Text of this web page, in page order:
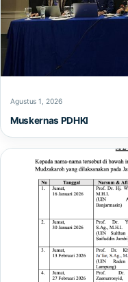
Agustus 1, 2026
Muskernas PDHKI